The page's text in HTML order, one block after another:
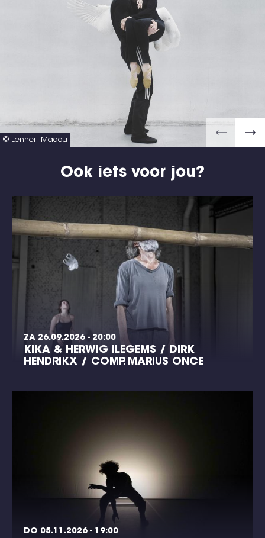
© Lennert Madou
Ook iets voor jou?
ZA 26.09.2026 - 20:00
KIKA & HERWIG ILEGEMS / DIRK
HENDRIKX / COMP. MARIUS ONCE
DO 05.11.2026 - 19:00